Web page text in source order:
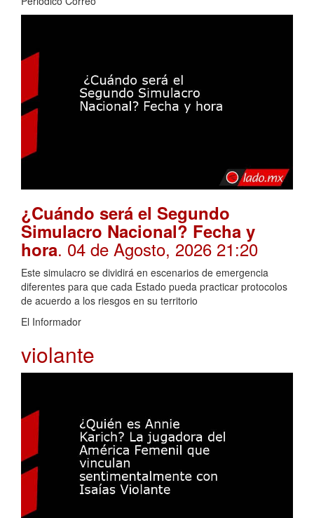
¿Cuándo será el Segundo
Simulacro Nacional? Fecha y
hora. 04 de Agosto, 2026 21:20
Este simulacro se dividirá en escenarios de emergencia
diferentes para que cada Estado pueda practicar protocolos
de acuerdo a los riesgos en su territorio
El Informador
violante